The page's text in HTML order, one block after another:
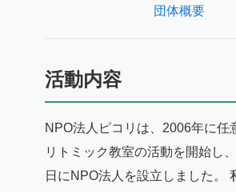
団体概要
活動内容
NPO法人ピコリは、2006年に任
リトミック教室の活動を開始し
日にNPO法人を設立しました。